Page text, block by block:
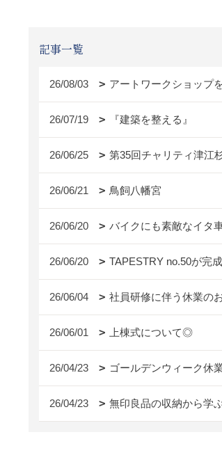
記事一覧
26/08/03 アートワークショップ
26/07/19 『建築を整える』
26/06/25 第35回チャリティ津江
26/06/21 鳥飼八幡宮
26/06/20 バイクにも素敵なイタ
26/06/20 TAPESTRY no.50が完
26/06/04 社員研修に伴う休業の
26/06/01 上棟式について◎
26/04/23 ゴールデンウィーク休
26/04/23 無印良品の収納から学